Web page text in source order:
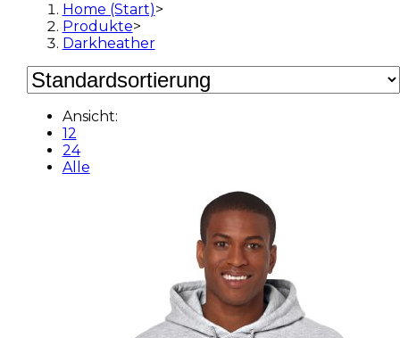
Home (Start)>
Produkte>
Darkheather
Ansicht:
12
24
Alle